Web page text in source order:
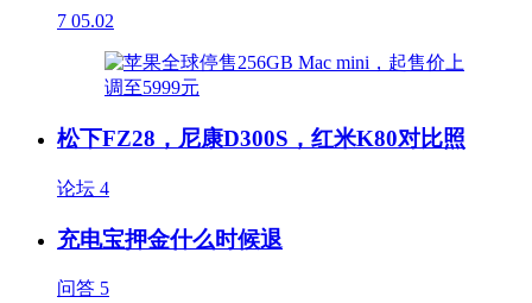
7 05.02
松下FZ28，尼康D300S，红米K80对比照
论坛 4
充电宝押金什么时候退
问答 5